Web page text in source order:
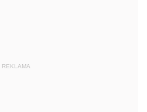
Kultury i Dziedzictwa
REKLAMA